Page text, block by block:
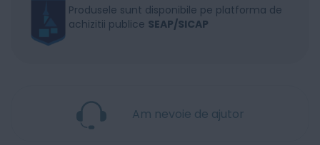
Produsele sunt disponibile pe platforma de
achizitii publice SEAP/SICAP
Am nevoie de ajutor